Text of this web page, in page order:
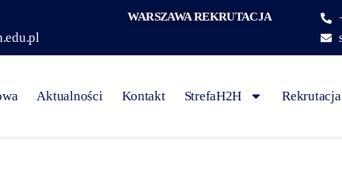
WARSZAWA REKRUTACJA
Aktualności Kontakt StrefaH2H Rekrutacja